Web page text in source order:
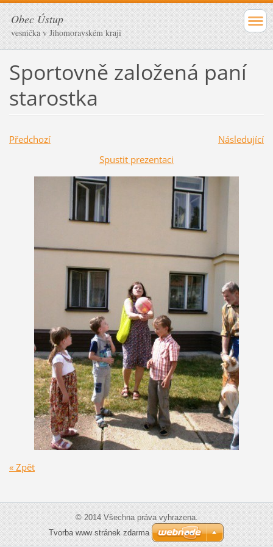
Obec Ústup
vesnička v Jihomoravském kraji
Sportovně založená paní
starostka
Předchozí
Následující
Spustit prezentaci
« Zpět
© 2014 Všechna práva vyhrazena.
Tvorba www stránek zdarma